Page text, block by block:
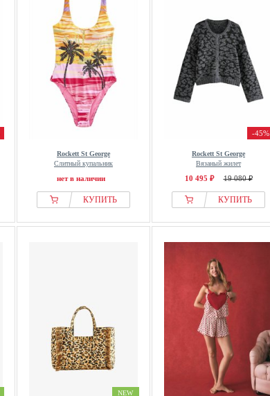
Rockett St George
Слитный купальник
нет в наличии
КУПИТЬ
-45%
Rockett St George
Вязаный жилет
10 495 ₽ 19 080 ₽
КУПИТЬ
NEW